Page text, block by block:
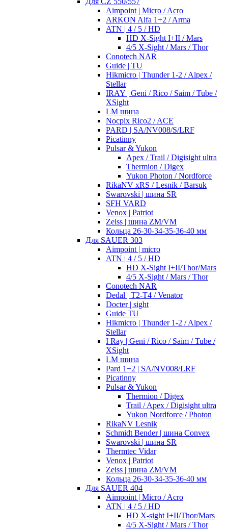
Aimpoint | Micro / Acro
ARKON Alfa 1+2 / Arma
ATN | 4 / 5 / HD
HD X-Sight I+II / Mars
4/5 X-Sight / Mars / Thor
Conotech NAR
Guide | TU
Hikmicro | Thunder 1-2 / Alpex /
Stellar
IRAY | Geni / Rico / Saim / Tube /
XSight
LM шина
Nocpix Rico2 / ACE
PARD | SA/NV008/S/LRF
Picatinny
Pulsar & Yukon
Apex / Trail / Digisight ultra
Thermion / Digex
Yukon Photon / Nordforce
RikaNV xRS / Lesnik / Barsuk
Swarovski | шина SR
SFH VARD
Venox | Patriot
Zeiss | шина ZM/VM
Кольца 26-30-34-35-36-40 мм
Для SAUER 303
Aimpoint | micro
ATN | 4 / 5 / HD
HD X-Sight I+II/Thor/Mars
4/5 X-Sight / Mars / Thor
Conotech NAR
Dedal | T2-T4 / Venator
Docter | sight
Guide TU
Hikmicro | Thunder 1-2 / Alpex /
Stellar
I Ray | Geni / Rico / Saim / Tube /
XSight
LM шина
Pard 1+2 | SA/NV008/LRF
Picatinny
Pulsar & Yukon
Thermion / Digex
Trail / Apex / Digisight ultra
Yukon Nordforce / Photon
RikaNV Lesnik
Schmidt Bender | шина Convex
Swarovski | шина SR
Thermtec Vidar
Venox | Patriot
Zeiss | шина ZM/VM
Кольца 26-30-34-35-36-40 мм
Для SAUER 404
Aimpoint | Micro / Acro
ATN | 4 / 5 / HD
HD X-sight I+II/Thor/Mars
4/5 X-Sight / Mars / Thor